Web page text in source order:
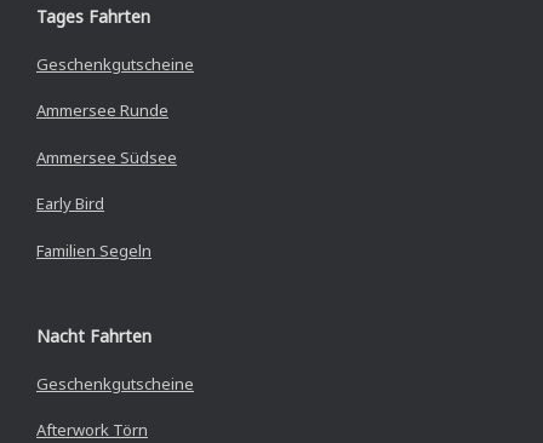
Tages Fahrten
Geschenkgutscheine
Ammersee Runde
Ammersee Südsee
Early Bird
Familien Segeln
Nacht Fahrten
Geschenkgutscheine
Afterwork Törn